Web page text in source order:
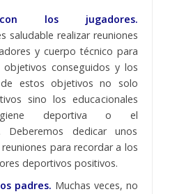
con los jugadores.
saludable realizar reuniones
y cuerpo técnico para
conseguidos y los
estos objetivos no solo
sino los educacionales
deportiva o el
Deberemos dedicar unos
para recordar a los
deportivos positivos.
padres. Muchas veces, no